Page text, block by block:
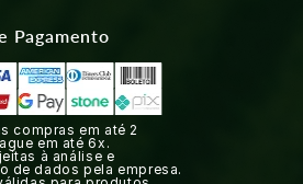
Pagamento
compras em até 2
em até 6x.
à análise e
de dados pela empresa.